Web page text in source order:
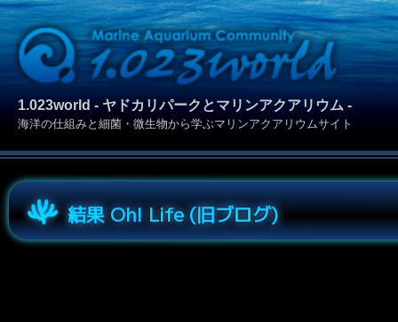
1.023world - ヤドカリパークとマリンアクアリウム -
海洋の仕組みと細菌・微生物から学ぶマリンアクアリウムサイト
結果 Oh! Life (旧ブログ)